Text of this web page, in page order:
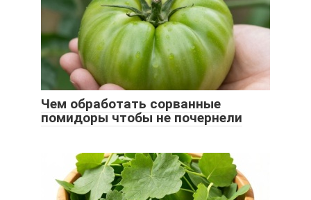
Чем обработать сорванные
помидоры чтобы не почернели